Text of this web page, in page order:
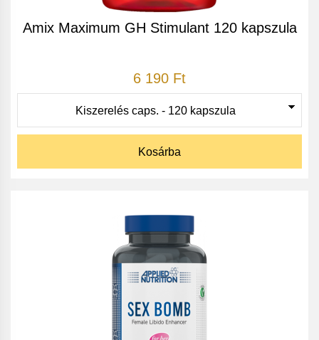
Amix Maximum GH Stimulant 120 kapszula
6 190 Ft
Kosárba